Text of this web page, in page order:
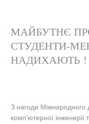
МАЙБУТНЄ
СТУДЕНТИ-
НАДИХАЮТЬ !
З нагоди Міжнародного
комп'ютерної